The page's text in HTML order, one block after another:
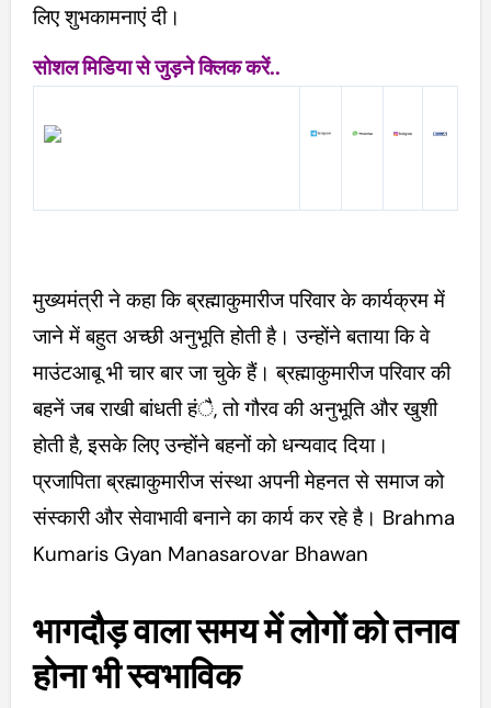
लिए शुभकामनाएं दी।
सोशल मिडिया से जुड़ने क्लिक करें..
मुख्यमंत्री ने कहा कि ब्रह्माकुमारीज परिवार के कार्यक्रम में
जाने में बहुत अच्छी अनुभूति होती है। उन्होंने बताया कि वे
माउंटआबू भी चार बार जा चुके हैं। ब्रह्माकुमारीज परिवार की
बहनें जब राखी बांधती हंै, तो गौरव की अनुभूति और खुशी
होती है, इसके लिए उन्होंने बहनों को धन्यवाद दिया।
प्रजापिता ब्रह्माकुमारीज संस्था अपनी मेहनत से समाज को
संस्कारी और सेवाभावी बनाने का कार्य कर रहे है। Brahma
Kumaris Gyan Manasarovar Bhawan
भागदौड़ वाला समय में लोगों को तनाव
होना भी स्वभाविक